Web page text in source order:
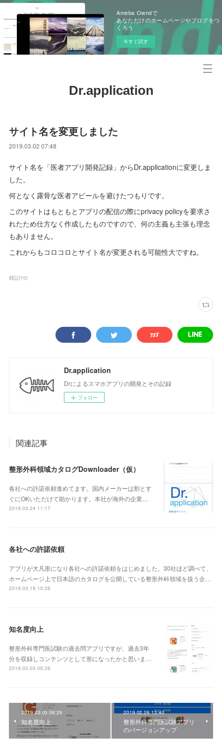
Ameba Owndで
あなただけのホームページやブログをつ
くろう
今すぐ試す
Dr.application
サイト名を変更しました
2019.03.02 07:48
サイト名を「医者アプリ開発記録」からDr.applicationに変更しま
した。
何となく露骨な医者アピールを避けたつもりです。
このサイトはもともとアプリの配信の際にprivacy policyを要求さ
れたため仕方なく作成したものですので、何の主義も主張も理念
もありません。
これからもコロコロとサイト名が変更される可能性大ですね。
雑記(10)
Dr.application
Drによるスマホアプリの開発とその記録
フォロー
関連記事
整形外科領域カタログDownloader（仮）
各社への許諾依頼進めてます。国内メーカーは割とす
ぐにOKいただけて助かります。本社が海外の企業…
2019.03.24 11:17
各社への許諾依頼
アプリが大凡形になり各社への許諾依頼をはじめました。30社ほど調べて、
ホームページ上で日本語のカタログを公開している整形外科領域を扱う企…
2019.03.19 15:28
知名度向上
整形外科専門医試験の過去問アプリですが、過去3年
分を収録しコンテンツとして形になったかと思いま…
2019.03.03 06:26
2019.03.03 06:26
知名度向上
2019.02.26 13:40
整形外科専門医試験アプリ
のバージョンアップ